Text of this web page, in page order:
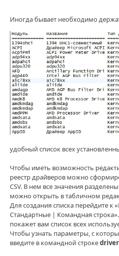
loginvovchyk
7
062
0
Иногда бывает необходимо
удобный список всех
Чтобы иметь возможность
реестр драйверов можно
CSV. В нем все значения
можно открыть в табличном
Для создания списка перейдите
Стандартные | Командная
покажет вам список всех
Чтобы узнать параметры, с
введите в командной строке